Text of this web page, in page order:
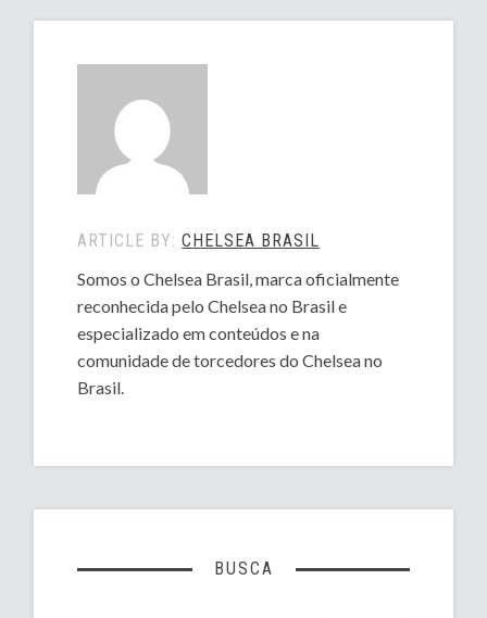
ARTICLE BY:CHELSEA BRASIL
Somos o Chelsea Brasil, marca oficialmente
reconhecida pelo Chelsea no Brasil e
especializado em conteúdos e na
comunidade de torcedores do Chelsea no
Brasil.
BUSCA